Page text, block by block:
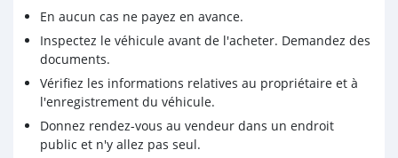
En aucun cas ne payez en avance.
Inspectez le véhicule avant de l'acheter. Demandez des
documents.
Vérifiez les informations relatives au propriétaire et à
l'enregistrement du véhicule.
Donnez rendez-vous au vendeur dans un endroit
public et n'y allez pas seul.